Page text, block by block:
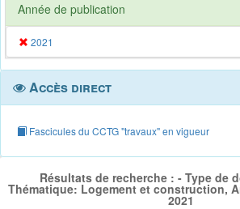
Année de publication
2021
Accès direct
Fascicules du CCTG "travaux" en vigueur
Résultats de recherche : - Type de
Thématique: Logement et construction,
2021